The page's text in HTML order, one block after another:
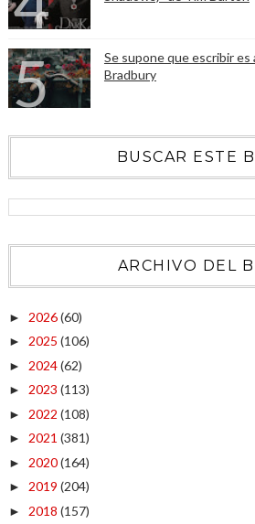
Se supone que escribir
Bradbury
BUSCAR ESTE
ARCHIVO DEL
► 2026(60)
► 2025 (106)
► 2024(62)
► 2023 (113)
► 2022 (108)
► 2021 (381)
► 2020(164)
► 2019 (204)
► 2018 (157)